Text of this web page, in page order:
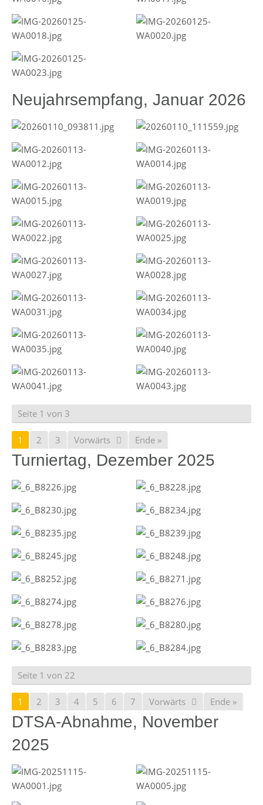
Neujahrsempfang, Januar 2026
Seite 1 von 3
1 2 3 Vorwärts Ende »
Turniertag, Dezember 2025
Seite 1 von 22
1 2 3 4 5 6 7 Vorwärts Ende »
DTSA-Abnahme, November
2025